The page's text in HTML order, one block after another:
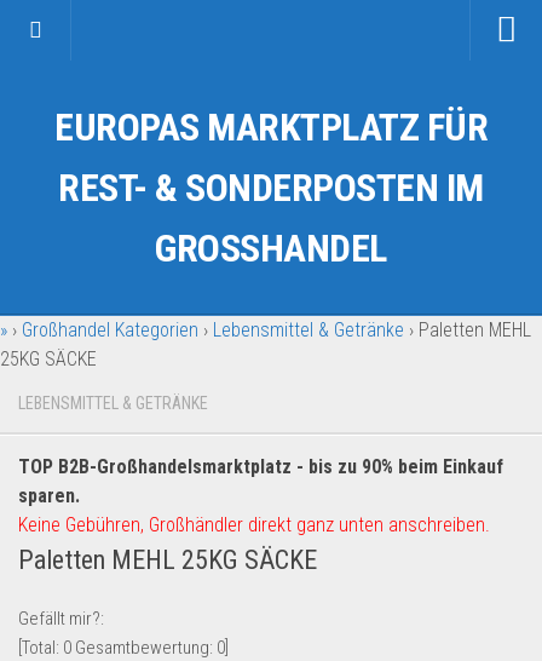
Kategorien
Auto & Motorrad
Fahrzeuge & Transport
Garten & Werkzeug
Geschäft, Büro & Schreibwaren
Geschenkartikel
Handy und Smartphone
Kosmetik & Pflege
Lebensmittel & Getränke
Multimedia & Elektro
Münzen
EUROPAS MARKTPLATZ FÜR
REST- & SONDERPOSTEN IM
GROSSHANDEL
» › Großhandel Kategorien › Lebensmittel & Getränke › Paletten MEHL
25KG SÄCKE
LEBENSMITTEL & GETRÄNKE
TOP B2B-Großhandelsmarktplatz - bis zu 90% beim Einkauf
sparen.
Keine Gebühren, Großhändler direkt ganz unten anschreiben.
Paletten MEHL 25KG SÄCKE
Gefällt mir?:
[Total: 0 Gesamtbewertung: 0